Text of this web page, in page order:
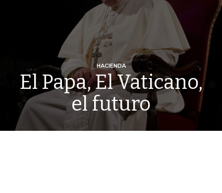
HACIENDA
El Papa, El Vaticano,
el futuro